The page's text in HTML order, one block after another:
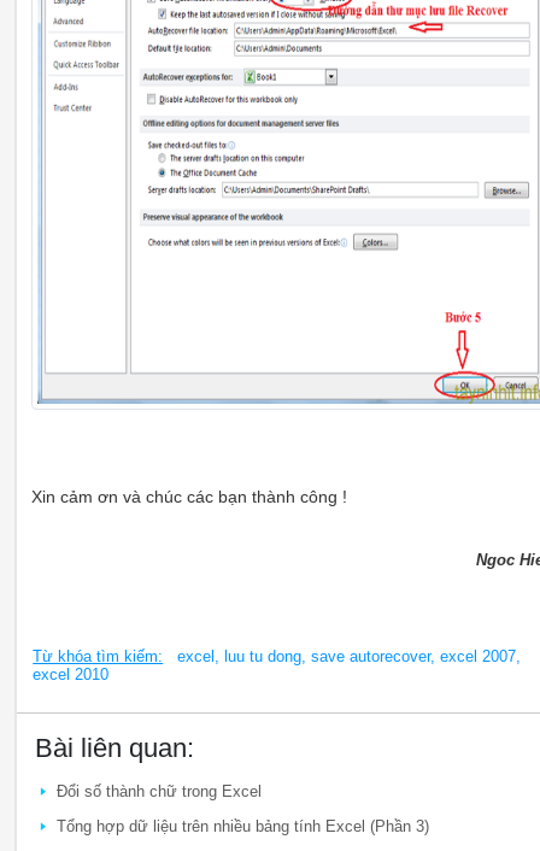
Xin cảm ơn và chúc các bạn thành công !
Ngoc
Từ khóa tìm kiếm: excel, luu tu dong, save autorecover, excel 2007,
excel 2010
Bài liên quan:
Đổi số thành chữ trong Excel
Tổng hợp dữ liệu trên nhiều bảng tính Excel (Phần 3)